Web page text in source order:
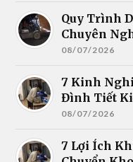
Quy Trình
Chuyên
08/07/2026
7 Kinh
Đình Tiết
08/07/2026
7 Lợi Ích